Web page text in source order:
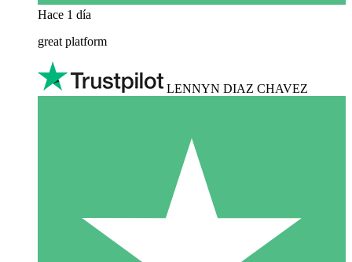
Hace 1 día
great platform
LENNYN DIAZ CHAVEZ